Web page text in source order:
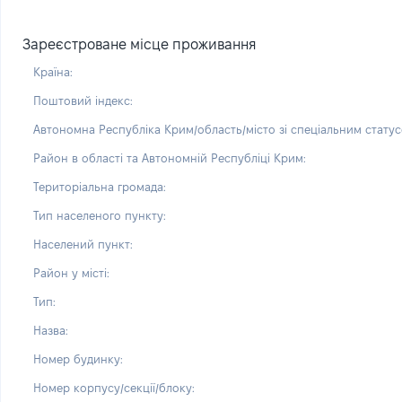
Зареєстроване місце проживання
Країна:
Поштовий індекс:
Автономна Республіка Крим/область/місто зі спеціальним
Район в області та Автономній Республіці Крим:
Територіальна громада:
Тип населеного пункту:
Населений пункт:
Район у місті:
Тип:
Назва:
Номер будинку:
Номер корпусу/секції/блоку: